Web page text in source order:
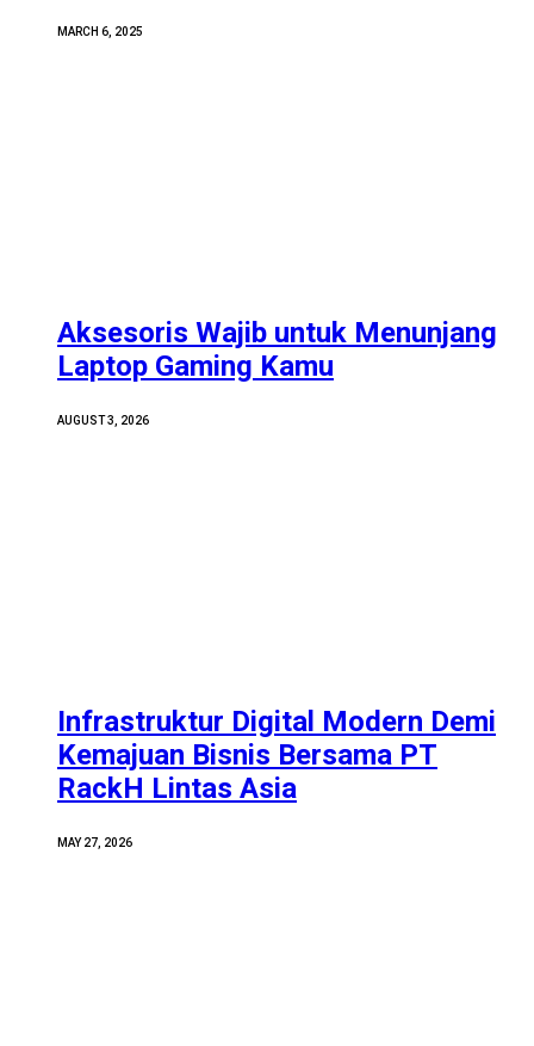
MARCH 6, 2025
Aksesoris Wajib untuk Menunjang
Laptop Gaming Kamu
AUGUST 3, 2026
Infrastruktur Digital Modern Demi
Kemajuan Bisnis Bersama PT
RackH Lintas Asia
MAY 27, 2026